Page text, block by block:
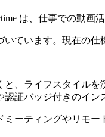
は、仕事での動画
ています。現在の
と、ライフスタイル
証バッジ付きのイ
ーティングやリモ